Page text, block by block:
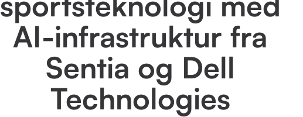
AI-infrastruktur fra
Sentia og Dell
Technologies